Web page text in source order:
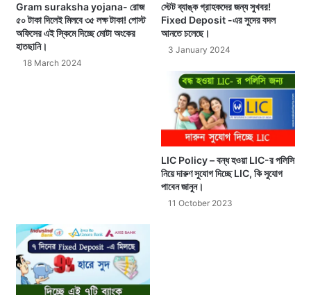
Gram suraksha yojana- রোজ
৫০ টাকা দিলেই মিলবে ৩৫ লক্ষ টাকা! পোস্ট
অফিসের এই স্কিমে দিচ্ছে মোটা অংকের
হাতছানি।
18 March 2024
স্টেট ব্যাঙ্ক গ্রাহকদের জন্য সুখবর!
Fixed Deposit -এর সুদের বদল
আনতে চলেছে।
3 January 2024
LIC Policy – বন্ধ হওয়া LIC-র পলিসি
নিয়ে দারুণ সুযোগ দিচ্ছে LIC, কি সুযোগ
পাবেন জানুন।
11 October 2023